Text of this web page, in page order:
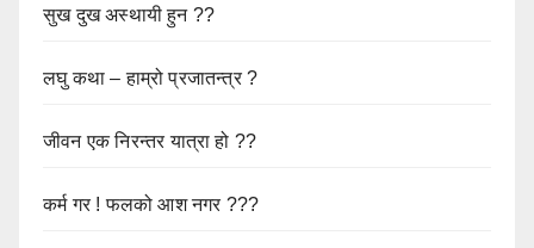
सुख दुख अस्थायी हुन ??
लघु कथा – हाम्रो प्रजातन्त्र ?
जीवन एक निरन्तर यात्रा हो ??
कर्म गर ! फलको आश नगर ???